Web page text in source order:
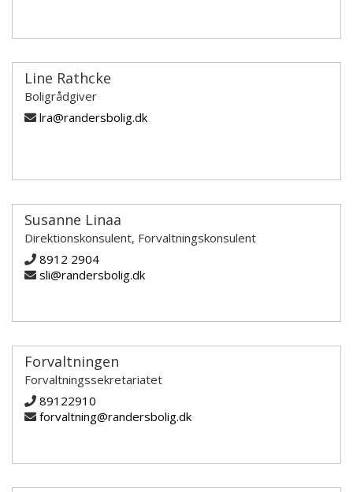
Line Rathcke
Boligrådgiver
lra@randersbolig.dk
Susanne Linaa
Direktionskonsulent, Forvaltningskonsulent
8912 2904
sli@randersbolig.dk
Forvaltningen
Forvaltningssekretariatet
89122910
forvaltning@randersbolig.dk